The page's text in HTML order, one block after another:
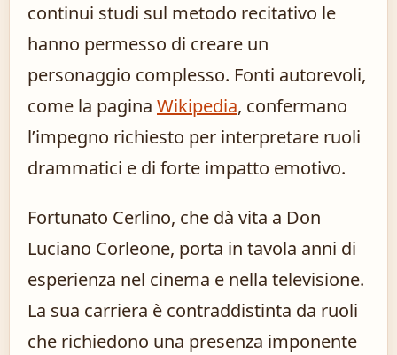
continui studi sul metodo recitativo le
hanno permesso di creare un
personaggio complesso. Fonti autorevoli,
come la pagina Wikipedia, confermano
l’impegno richiesto per interpretare ruoli
drammatici e di forte impatto emotivo.
Fortunato Cerlino, che dà vita a Don
Luciano Corleone, porta in tavola anni di
esperienza nel cinema e nella televisione.
La sua carriera è contraddistinta da ruoli
che richiedono una presenza imponente